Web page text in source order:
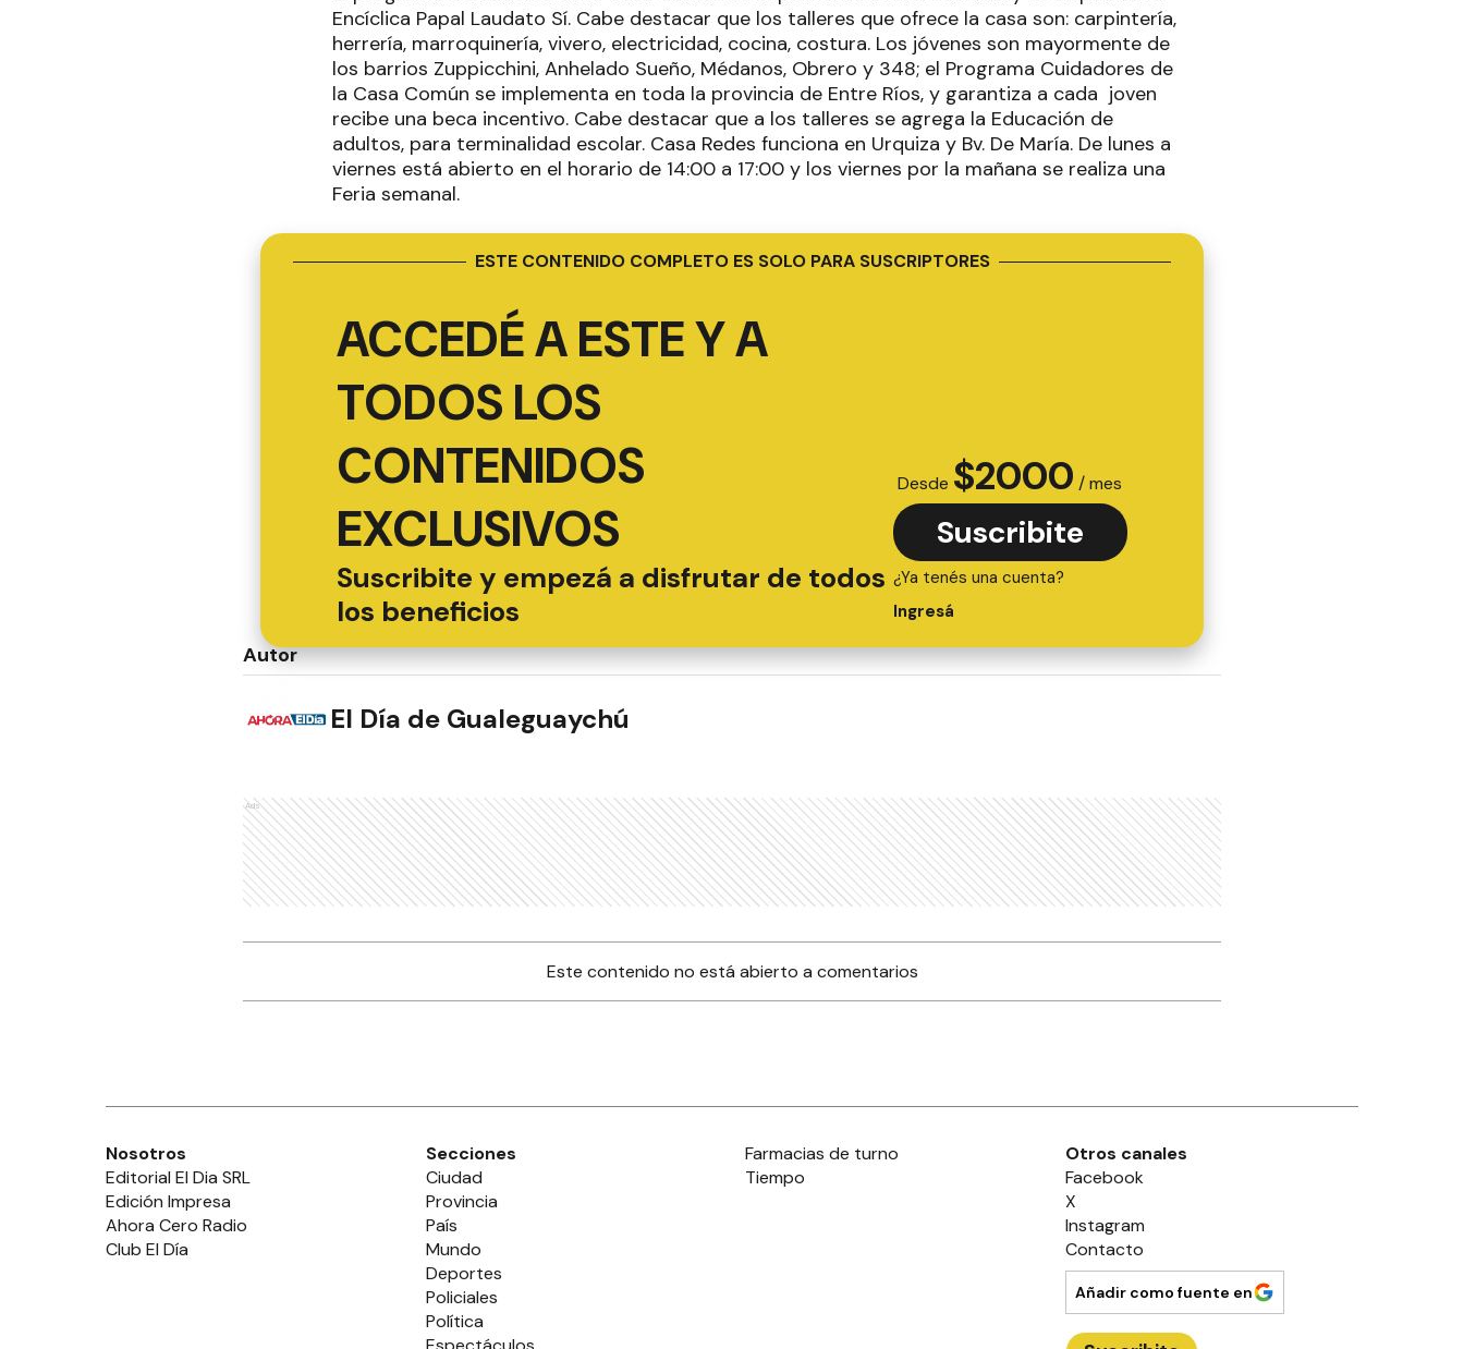
Encíclica Papal Laudato Sí. Cabe destacar que los talleres que ofrece la casa son: carpintería,
herrería, marroquinería, vivero, electricidad, cocina, costura. Los jóvenes son mayormente de
los barrios Zuppicchini, Anhelado Sueño, Médanos, Obrero y 348; el Programa Cuidadores de
la Casa Común se implementa en toda la provincia de Entre Ríos, y garantiza a cada joven
recibe una beca incentivo. Cabe destacar que a los talleres se agrega la Educación de
adultos, para terminalidad escolar. Casa Redes funciona en Urquiza y Bv. De María. De lunes a
viernes está abierto en el horario de 14:00 a 17:00 y los viernes por la mañana se realiza una
Feria semanal.
ESTE CONTENIDO COMPLETO ES SOLO PARA SUSCRIPTORES
ACCEDÉ A ESTE Y A
TODOS LOS
CONTENIDOS
EXCLUSIVOS
Suscribite y empezá a disfrutar de todos
los beneficios
Desde $2000 / mes
Suscribite
¿Ya tenés una cuenta?
Ingresá
Autor
El Día de Gualeguaychú
Ads
Este contenido no está abierto a comentarios
Nosotros
Editorial El Dia SRL
Edición Impresa
Ahora Cero Radio
Club El Día
Secciones
Ciudad
Provincia
País
Mundo
Deportes
Policiales
Política
Farmacias de turno
Tiempo
Otros canales
Facebook
X
Instagram
Contacto
Añadir como fuente en